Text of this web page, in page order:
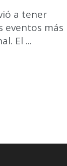
a tener
eventos más
El ...